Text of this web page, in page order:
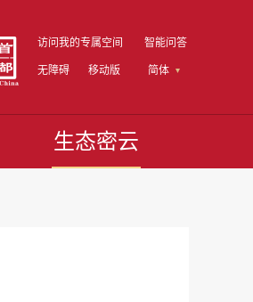
访问我的专属空间 智能问答
无障碍 移动版 简体
生态密云